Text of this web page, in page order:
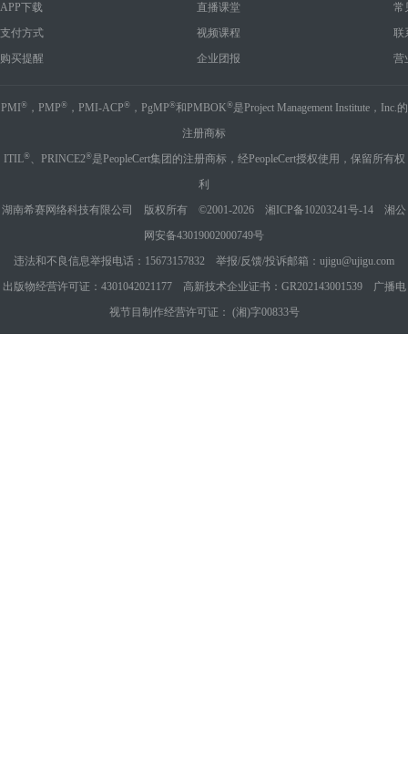
APP下载
支付方式
购买提醒
直播课堂
视频课程
企业团报
常
联
营
PMI ®，PMP®，PMI-ACP®，PgMP®和PMBOK®是Project Management Institute，Inc.的
注册商标
ITIL®、PRINCE2®是PeopleCert集团的注册商标，经PeopleCert授权使用，保留所有权
利
湖南希赛网络科技有限公司 版权所有 ©2001-2026 湘ICP备10203241号-14
湘公
网安备43019002000749号
违法和不良信息举报电话：15673157832 举报/反馈/投诉邮箱：ujigu@ujigu.com
出版物经营许可证：4301042021177 高新技术企业证书：GR202143001539 广播电
视节目制作经营许可证： (湘)字00833号